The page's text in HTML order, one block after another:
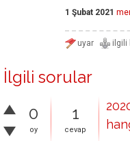
1 Şubat 2021
İlgili sorular
0
oy
1
cevap